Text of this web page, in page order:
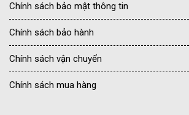
Chính sách bảo mật thông tin
Chính sách bảo hành
Chính sách vận chuyển
Chính sách mua hàng